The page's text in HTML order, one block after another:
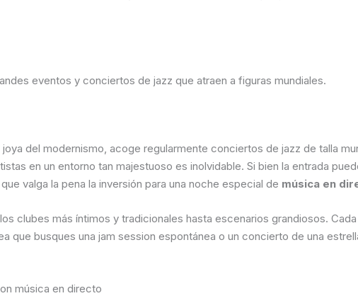
eventos y conciertos de jazz que atraen a figuras mundiales.
del modernismo, acoge regularmente conciertos de jazz de talla
en un entorno tan majestuoso es inolvidable. Si bien la entrada
valga la pena la inversión para una noche especial de música en
clubes más íntimos y tradicionales hasta escenarios grandiosos.
que busques una jam session espontánea o un concierto de una
música en directo